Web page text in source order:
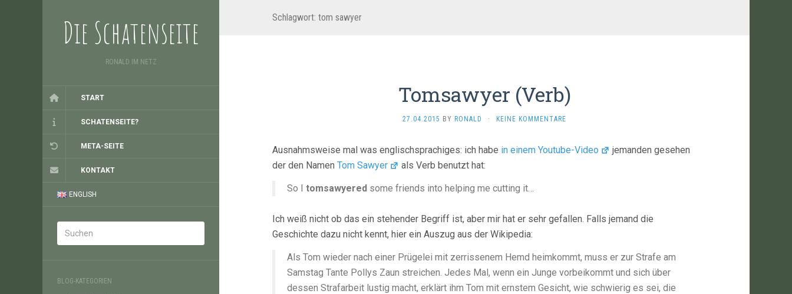
Die Schatenseite
RONALD IM NETZ
START
SCHATENSEITE?
META-SEITE
KONTAKT
ENGLISH
BLOG-KATEGORIEN
Schlagwort: tom sawyer
Tomsawyer (Verb)
27.04.2015 BY RONALD · KEINE KOMMENTARE
Ausnahmsweise mal was englischsprachiges: ich habe in einem Youtube-Video
jemanden gesehen
der den Namen Tom Sawyer als Verb benutzt hat:
So I tomsawyered some friends into helping me cutting it…
Ich weiß nicht ob das ein stehender Begriff ist, aber mir hat er sehr gefallen. Falls jemand die
Geschichte dazu nicht kennt, hier ein Auszug aus der Wikipedia:
Als Tom wieder nach einer Prügelei mit zerrissenem Hemd heimkommt, muss er zur Strafe am
Samstag Tante Pollys Zaun streichen. Jedes Mal, wenn ein Junge vorbeikommt und sich über
dessen Strafarbeit lustig macht, erklärt ihm Tom mit ernstem Gesicht, wie schwierig es sei, die